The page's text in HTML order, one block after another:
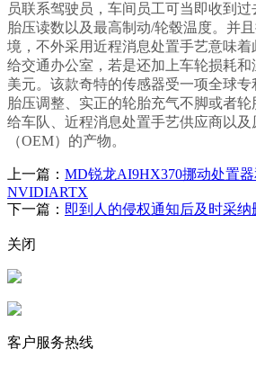
员联系驾驶员，车间员工可当即收到
胎压读数以及最高制动/轮毂温度。并
境，不外采用近程消息处置手艺意味
给交通办公室，若是还加上车轮损耗和
美元。该款奇特的传感器受一项全球
胎压调整、实正的轮胎充气不脚或者
给车队、近程消息处置手艺供应商以
（OEM）的产物。
上一篇： MD锐龙AI9HX370挪动处置
NVIDIARTX
下一篇： 即到人的侵权通知后及时采
关闭
客户服务热线